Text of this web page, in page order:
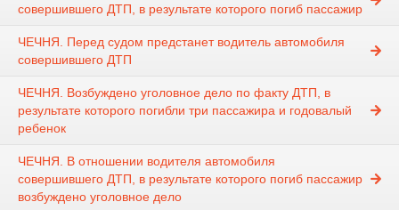
совершившего ДТП, в результате которого погиб пассажир
ЧЕЧНЯ. Перед судом предстанет водитель автомобиля
совершившего ДТП
ЧЕЧНЯ. Возбуждено уголовное дело по факту ДТП, в
результате которого погибли три пассажира и годовалый
ребенок
ЧЕЧНЯ. В отношении водителя автомобиля
совершившего ДТП, в результате которого погиб пассажир
возбуждено уголовное дело